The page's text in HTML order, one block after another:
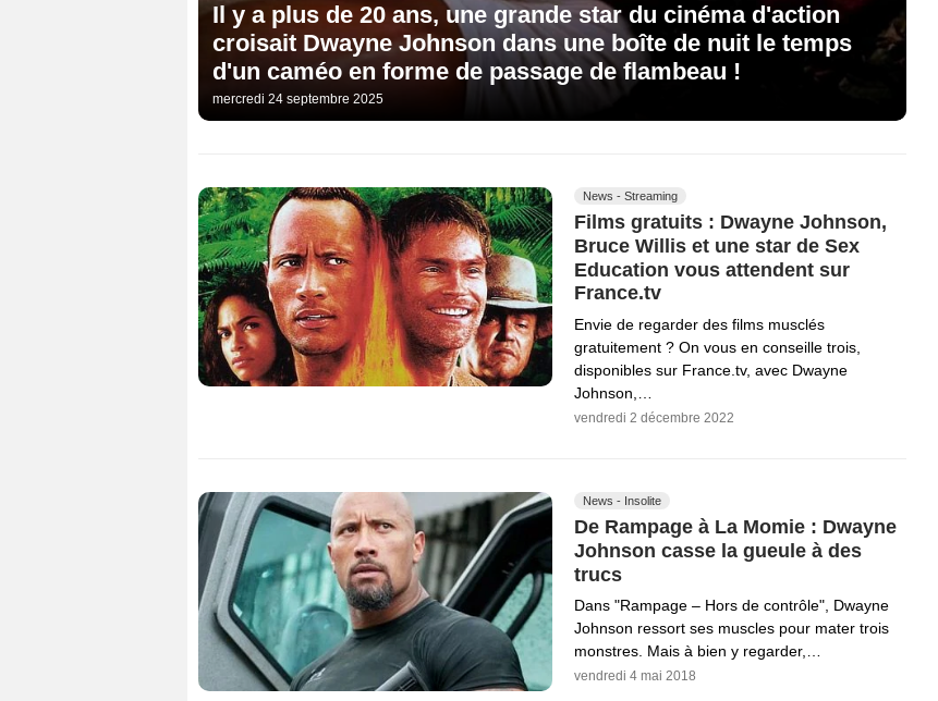
Il y a plus de 20 ans, une grande star du cinéma d'action
croisait Dwayne Johnson dans une boîte de nuit le temps
d'un caméo en forme de passage de flambeau !
mercredi 24 septembre 2025
News - Streaming
Films gratuits : Dwayne Johnson,
Bruce Willis et une star de Sex
Education vous attendent sur
France.tv
Envie de regarder des films musclés
gratuitement ? On vous en conseille trois,
disponibles sur France.tv, avec Dwayne
Johnson,…
vendredi 2 décembre 2022
News - Insolite
De Rampage à La Momie : Dwayne
Johnson casse la gueule à des
trucs
Dans "Rampage – Hors de contrôle", Dwayne
Johnson ressort ses muscles pour mater trois
monstres. Mais à bien y regarder,…
vendredi 4 mai 2018